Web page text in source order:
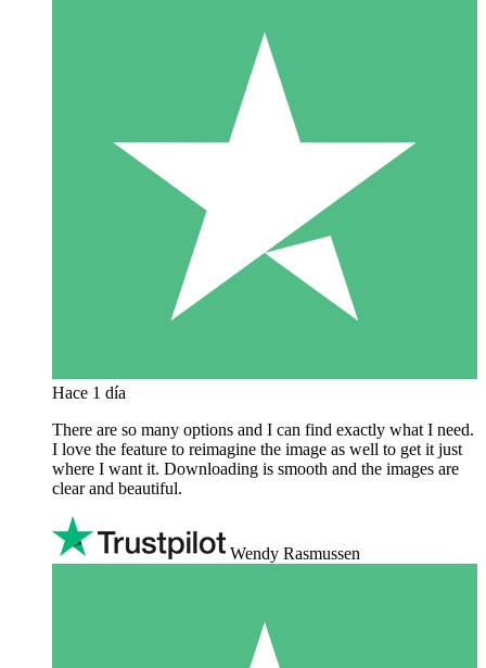
Hace 1 día
There are so many options and I can find exactly what I need.
I love the feature to reimagine the image as well to get it just
where I want it. Downloading is smooth and the images are
clear and beautiful.
Wendy Rasmussen